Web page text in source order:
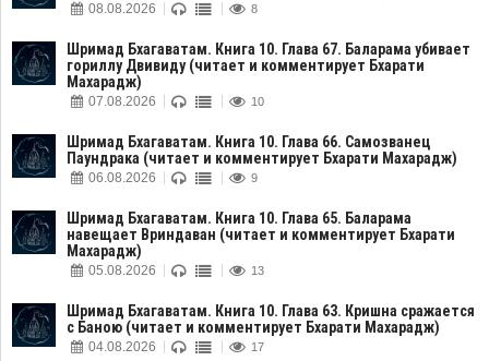
08.08.2026 8
Шримад Бхагаватам. Книга 10. Глава 67. Баларама убивает
гориллу Двивиду (читает и комментирует Бхарати
Махарадж)
07.08.2026 10
Шримад Бхагаватам. Книга 10. Глава 66. Самозванец
Паундрака (читает и комментирует Бхарати Махарадж)
06.08.2026 9
Шримад Бхагаватам. Книга 10. Глава 65. Баларама
навещает Вриндаван (читает и комментирует Бхарати
Махарадж)
05.08.2026 13
Шримад Бхагаватам. Книга 10. Глава 63. Кришна сражается
с Баною (читает и комментирует Бхарати Махарадж)
04.08.2026 17